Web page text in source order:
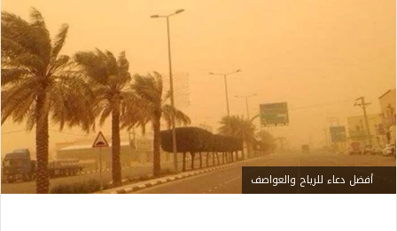
أفضل دعاء للرياح والعواصف